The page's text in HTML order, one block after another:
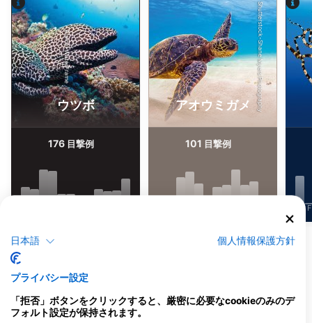
Alamy-WaterFrame
ウツボ
176 目撃例
Shutterstock-Shane Myers Photography
アオウミガメ
101 目撃例
F
このダイビングサイトに対応するダイビン
グセンター
日本語 個人情報保護方針
プライバシー設定
「拒否」ボタンをクリックすると、厳密に必要なcookieのみのデ
フォルト設定が保持されます。